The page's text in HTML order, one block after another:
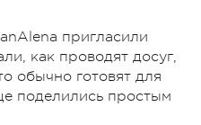
пригласили
как проводят досуг,
обычно готовят для
поделились простым